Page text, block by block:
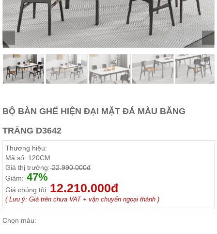
Thất
Phòng
Khách
Sofa,
tủ
Bàn
trà...
Nội
Phòng
Ngủ
Giường
ngủ, tủ
áo, bàn
trang
điểm
Nội
Phòng
Ăn
ăn,
BỘ BÀN GHẾ HIỆN ĐẠI MẶT ĐÁ MÀU BĂNG
TRẮNG D3642
Thương hiệu:
Mã số: 120CM
Giá thị trường:22.990.000đ
Giảm: 47%
Giá chúng tôi: 12.210.000đ
( Lưu ý: Giá trên chưa VAT + vận chuyển ngoại thành )
Chọn màu: